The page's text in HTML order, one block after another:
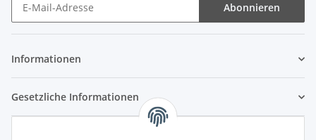
Abonnieren
Informationen
Gesetzliche Informationen